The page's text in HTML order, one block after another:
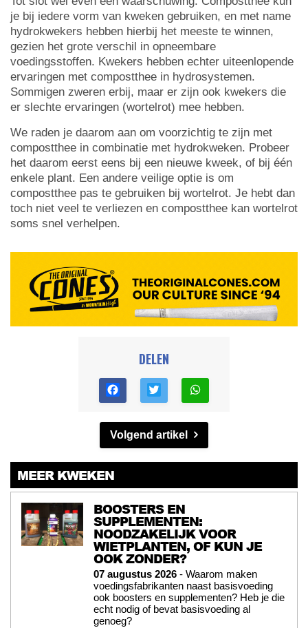
je bij iedere vorm van kweken gebruiken, en met name
hydrokwekers hebben hierbij het meeste te winnen,
gezien het grote verschil in opneembare
voedingsstoffen. Kwekers hebben echter uiteenlopende
ervaringen met compostthee in hydrosystemen.
Sommigen zweren erbij, maar er zijn ook kwekers die
er slechte ervaringen (wortelrot) mee hebben.
We raden je daarom aan om voorzichtig te zijn met
compostthee in combinatie met hydrokweken. Probeer
het daarom eerst eens bij een nieuwe kweek, of bij één
enkele plant. Een andere veilige optie is om
compostthee pas te gebruiken bij wortelrot. Je hebt dan
toch niet veel te verliezen en compostthee kan wortelrot
soms snel verhelpen.
DELEN
Volgend artikel
MEER KWEKEN
BOOSTERS EN
SUPPLEMENTEN:
NOODZAKELIJK VOOR
WIETPLANTEN, OF KUN JE
OOK ZONDER?
07 augustus 2026 - Waarom maken
voedingsfabrikanten naast basisvoeding
ook boosters en supplementen? Heb je die
echt nodig of bevat basisvoeding al
genoeg?